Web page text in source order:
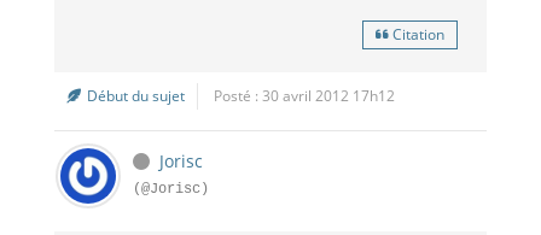
Citation
Début du sujet Posté : 30 avril 2012 17h12
Jorisc
(@Jorisc)